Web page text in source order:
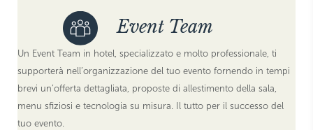
Event Team
Un Event Team in hotel, specializzato e molto professionale, ti
supporterà nell’organizzazione del tuo evento fornendo in tempi
brevi un’offerta dettagliata, proposte di allestimento della sala,
menu sfiziosi e tecnologia su misura. Il tutto per il successo del
tuo evento.